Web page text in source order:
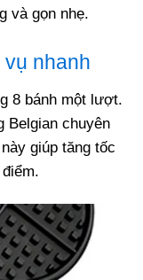
và gọn nhẹ.
nhanh
8 bánh một lượt.
Belgian chuyên
giúp tăng tốc